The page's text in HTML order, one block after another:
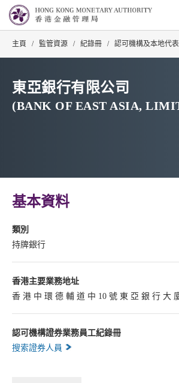
主頁 / 監管資源 / 紀錄冊 / 認可機構及本地代
東亞銀行有限公司
(BANK OF EAST ASIA,
基本資料
類別
持牌銀行
香港主要業務地址
香 港 中 環 德 輔 道 中 10 號 東 亞 銀 行 大
認可機構證券業務員工紀錄冊
搜索證券人員